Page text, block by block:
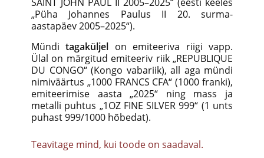
„Püha Johannes Paulus II 20. surma-
aastapäev 2005–2025“).
Münditagaküljel on emiteeriva riigi vapp.
Ülal on märgitud emiteeriv riik „REPUBLIQUE
DU CONGO“ (Kongo vabariik), all aga mündi
nimiväärtus „1000 FRANCS CFA“ (1000 franki),
emiteerimise aasta „2025“ ning mass ja
metalli puhtus „1OZ FINE SILVER 999“ (1 unts
puhast 999/1000 hõbedat).
Teavitage mind, kui toode on saadaval.